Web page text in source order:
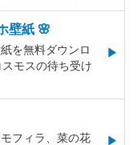
壁紙 🌸
を無料ダウンロ
モスの待ち受け
フィラ、菜の花